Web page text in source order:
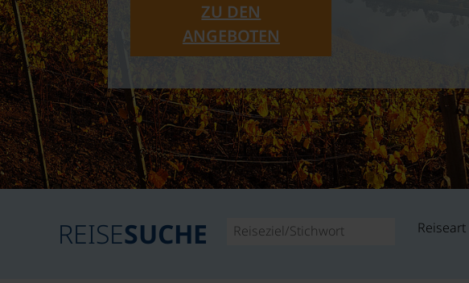
ZU DEN
ANGEBOTEN
REISESUCHE